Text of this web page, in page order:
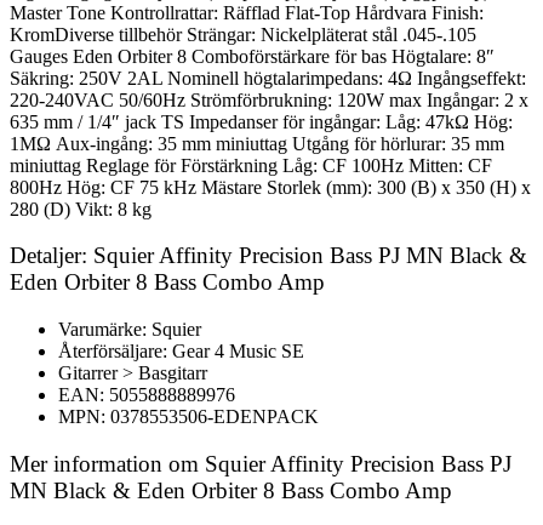
Master Tone Kontrollrattar: Räfflad Flat-Top Hårdvara Finish:
KromDiverse tillbehör Strängar: Nickelpläterat stål .045-.105
Gauges Eden Orbiter 8 Comboförstärkare för bas Högtalare: 8″
Säkring: 250V 2AL Nominell högtalarimpedans: 4Ω Ingångseffekt:
220-240VAC 50/60Hz Strömförbrukning: 120W max Ingångar: 2 x
635 mm / 1/4″ jack TS Impedanser för ingångar: Låg: 47kΩ Hög:
1MΩ Aux-ingång: 35 mm miniuttag Utgång för hörlurar: 35 mm
miniuttag Reglage för Förstärkning Låg: CF 100Hz Mitten: CF
800Hz Hög: CF 75 kHz Mästare Storlek (mm): 300 (B) x 350 (H) x
280 (D) Vikt: 8 kg
Detaljer: Squier Affinity Precision Bass PJ MN Black &
Eden Orbiter 8 Bass Combo Amp
Varumärke: Squier
Återförsäljare: Gear 4 Music SE
Gitarrer > Basgitarr
EAN: 5055888889976
MPN: 0378553506-EDENPACK
Mer information om Squier Affinity Precision Bass PJ
MN Black & Eden Orbiter 8 Bass Combo Amp